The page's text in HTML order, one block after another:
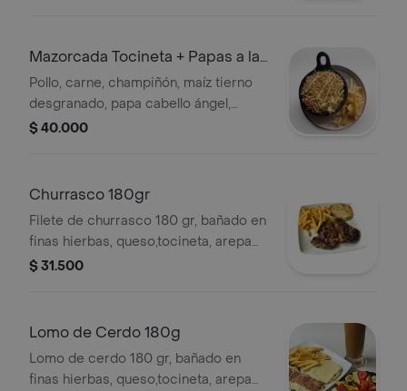
Mazorcada Tocineta + Papas a la
Francesa
Pollo, carne, champiñón, maíz tierno
desgranado, papa cabello ángel,
tocineta, abundante queso tipo
$ 40.000
Churrasco 180gr
Filete de churrasco 180 gr, bañado en
finas hierbas, queso,tocineta, arepa
de maíz tierno, ensalada y bebida a
$ 31.500
Lomo de Cerdo 180g
Lomo de cerdo 180 gr, bañado en
finas hierbas, queso,tocineta, arepa